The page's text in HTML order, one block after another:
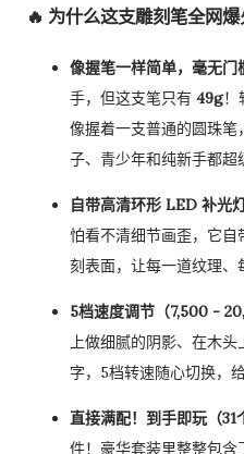
🔥 为什么这支雕刻笔全网爆
像握笔一样简单，毫无门
手，但这支笔只有 49g！
像握着一支普通的圆珠
子、青少年和纯新手都超
自带高清环形 LED 补光
怕看不清细节画歪，它
刻表面，让每一道纹理、
5档速度调节（7,500 -
上做细腻的阴影、在木
字，5档转速随心切换，
直接满配！到手即玩（31
件！豪华套装里整整包含